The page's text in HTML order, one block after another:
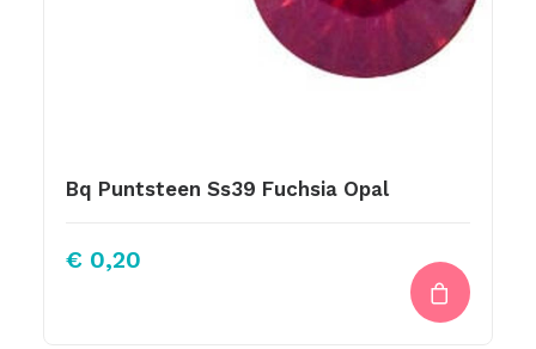
Bq Puntsteen Ss39 Fuchsia Opal
€ 0,20